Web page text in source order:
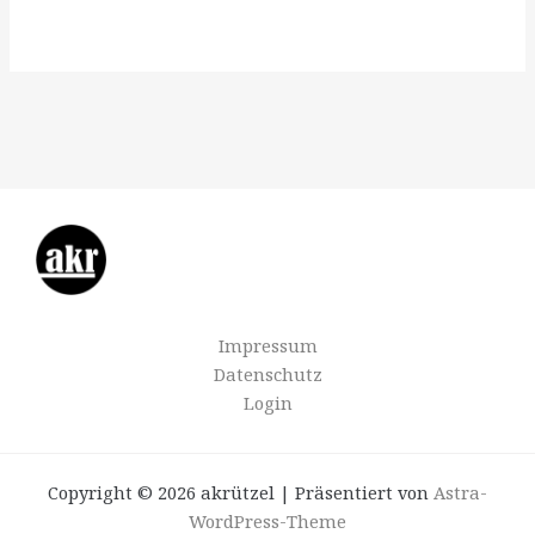
Impressum
Datenschutz
Login
Copyright © 2026 akrützel | Präsentiert von Astra-
WordPress-Theme